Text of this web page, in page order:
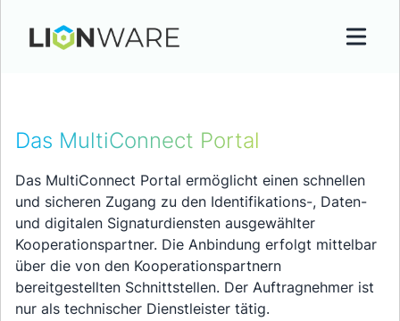
Das MultiConnect Portal
Das MultiConnect Portal ermöglicht einen schnellen
und sicheren Zugang zu den Identifikations-, Daten-
und digitalen Signaturdiensten ausgewählter
Kooperationspartner. Die Anbindung erfolgt mittelbar
über die von den Kooperationspartnern
bereitgestellten Schnittstellen. Der Auftragnehmer ist
nur als technischer Dienstleister tätig.